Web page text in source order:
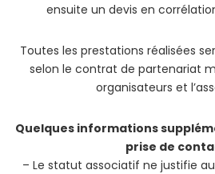
ensuite un devis en
Toutes les prestations réalisées
selon le contrat de partenariat
organisateurs et
Quelques informations
prise de
– Le statut associatif ne justifie